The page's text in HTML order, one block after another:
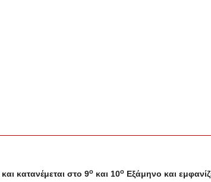
και κατανέμεται στο 9οκαι 10οΕξάμηνο και